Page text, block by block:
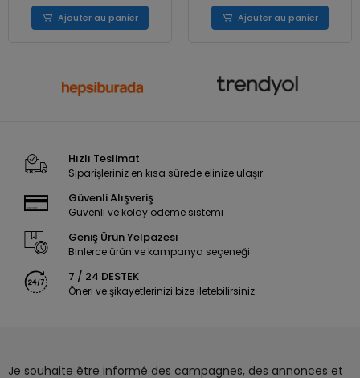
Ajouter au panier Ajouter au panier
Hızlı Teslimat
Siparişleriniz en kısa sürede elinize ulaşır.
Güvenli Alışveriş
Güvenli ve kolay ödeme sistemi
Geniş Ürün Yelpazesi
Binlerce ürün ve kampanya seçeneği
7 / 24 DESTEK
Öneri ve şikayetlerinizi bize iletebilirsiniz.
Je souhaite être informé des campagnes, des annonces et